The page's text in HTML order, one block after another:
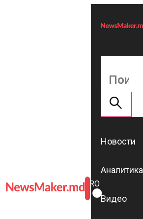
ROMÂNĂ
RU
Новости
Аналитика
Видео